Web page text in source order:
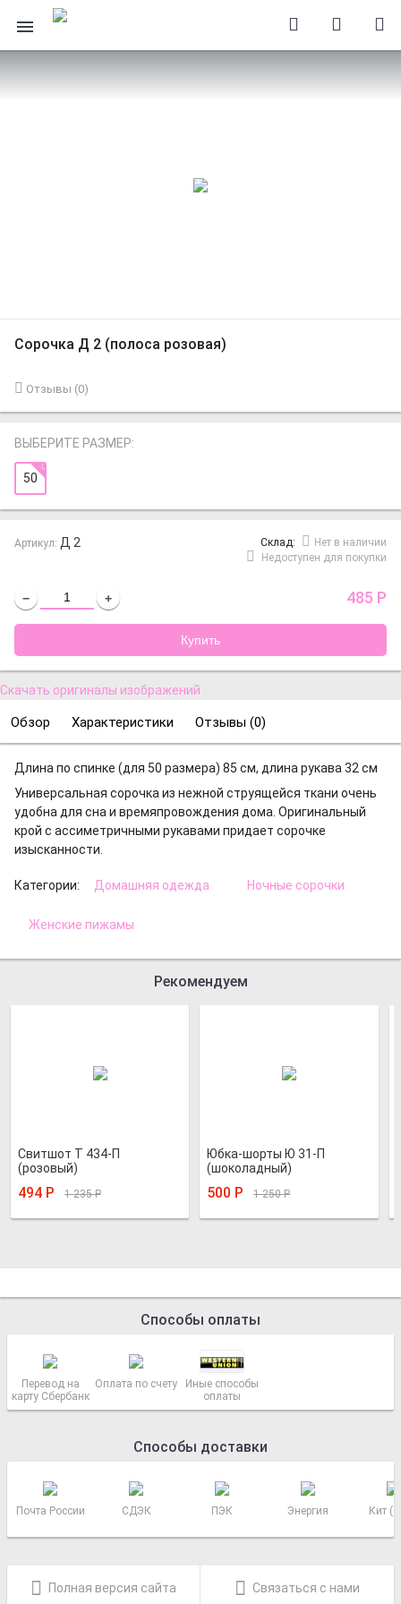
Сорочка Д 2 (полоса розовая)
Отзывы (0)
ВЫБЕРИТЕ РАЗМЕР:
50
Артикул: Д 2 Cклад:
Нет в наличии
Недоступен для покупки
− + 485 Р
Скачать оригиналы изображений
Обзор Характеристики Отзывы (0)
Длина по спинке (для 50 размера) 85 см, длина рукава 32 см
Универсальная сорочка из нежной струящейся ткани очень
удобна для сна и времяпровождения дома. Оригинальный
крой с ассиметричными рукавами придает сорочке
изысканности.
Категории: Домашняя одежда Ночные сорочки
Женские пижамы
Рекомендуем
Свитшот Т 434-П
(розовый)
494 Р 1 235Р
Юбка-шорты Ю 31-П
(шоколадный)
500 Р 1 250Р
Способы оплаты
Перевод на
карту Сбербанк
Оплата по счету
Иные способы
оплаты
Способы доставки
Почта России СДЭК ПЭК Энергия Кит
Полная версия сайта Связаться с нами